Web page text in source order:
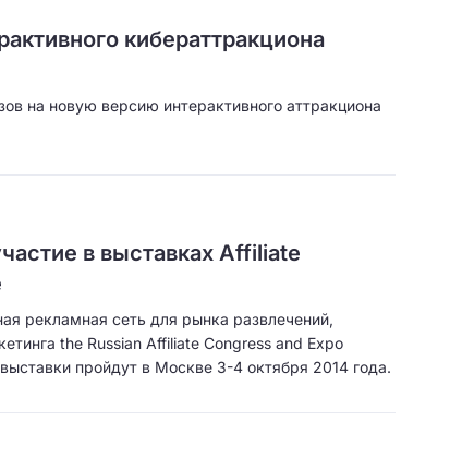
кибераттракциона
на новую версию интерактивного аттракциона
в выставках Affiliate
рекламная сеть для рынка развлечений,
the Russian Affiliate Congress and Expo
пройдут в Москве 3-4 октября 2014 года.